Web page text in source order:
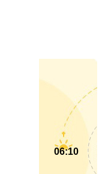
06:10